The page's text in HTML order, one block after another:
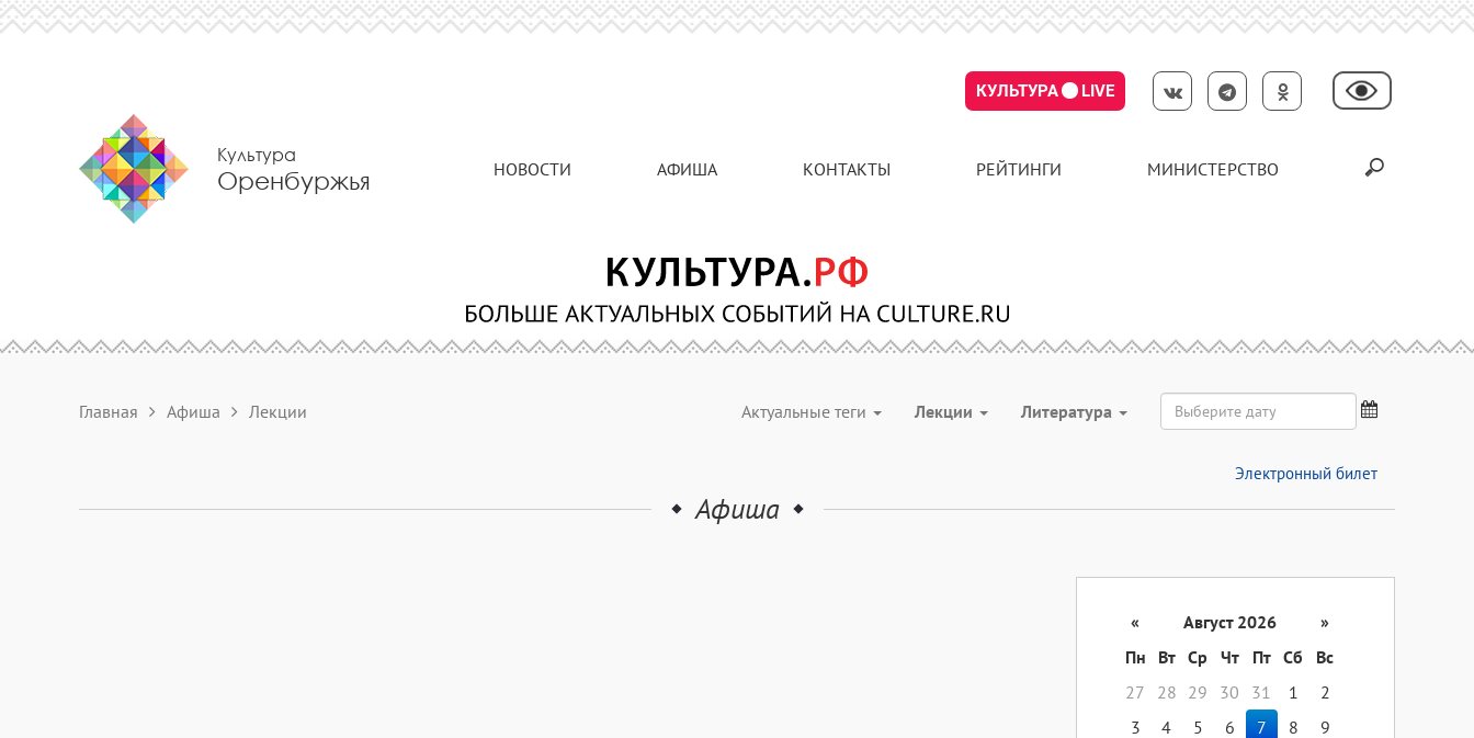
КУЛЬТУРА LIVE
Культура
Оренбуржья НОВОСТИ АФИША КОНТАКТЫ РЕЙТИНГИ МИНИСТЕРСТВО
Главная Афиша Лекции Актуальные теги Лекции Литература
Электронный билет
Афиша
« Август 2026
»
Пн
Вт Ср Чт Пт Сб
Вс
27
28 29 30 31 1
2
3
4 5 6 7 8
9